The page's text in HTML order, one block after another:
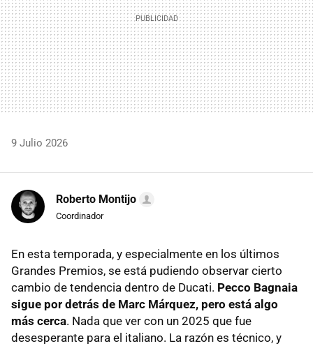
9 Julio 2026
Roberto Montijo
Coordinador
En esta temporada, y especialmente en los últimos
Grandes Premios, se está pudiendo observar cierto
cambio de tendencia dentro de Ducati. Pecco Bagnaia
sigue por detrás de Marc Márquez, pero está algo
más cerca. Nada que ver con un 2025 que fue
desesperante para el italiano. La razón es técnico, y